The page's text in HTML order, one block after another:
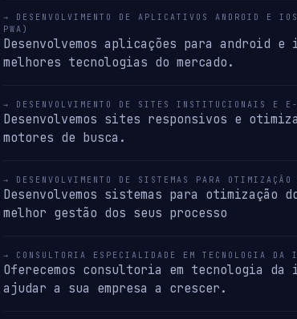
→ DESENVOLVIMENTO DE APLICATIVOS ANDROID E
PWA)
Desenvolvemos aplicações para android e
melhores tecnologias do mercado.
→ DESENVOLVIMENTO DE SITES INSTITUCIONAIS E E-
Desenvolvemos sites responsivos e
motores de busca.
→ DESENVOLVIMENTO DE SISTEMAS PARA OTIMIZAÇÃO
Desenvolvemos sistemas para otimização
melhor gestão dos seus processo
→ CONSULTORIA ESPECIALIDADE EM TECNOLOGIA DA
Oferecemos consultoria em tecnologia da
ajudar a sua empresa a crescer.